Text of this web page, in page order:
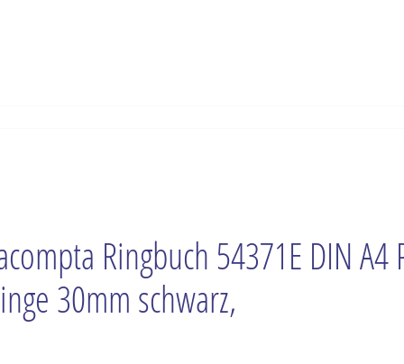
Ringbuch 54371E DIN A4
30mm schwarz,